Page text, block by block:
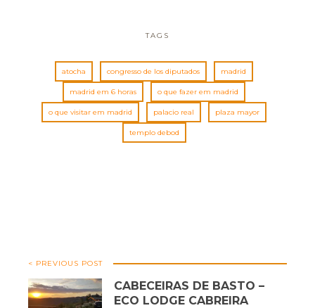
TAGS
atocha congresso de los diputados madrid
madrid em 6 horas o que fazer em madrid
o que visitar em madrid palacio real plaza mayor
templo debod
< PREVIOUS POST
CABECEIRAS DE BASTO –
ECO LODGE CABREIRA